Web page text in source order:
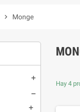
chevron_right Monge
Hay 4